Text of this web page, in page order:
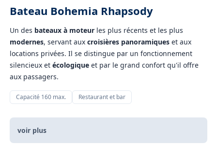
Bateau Bohemia Rhapsody
Un des bateaux à moteur les plus récents et les plus
modernes, servant aux croisières panoramiques et aux
locations privées. Il se distingue par un fonctionnement
silencieux et écologique et par le grand confort qu'il offre
aux passagers.
Capacité 160 max. Restaurant et bar
voir plus